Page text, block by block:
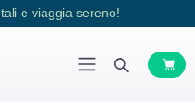
e viaggia sereno!